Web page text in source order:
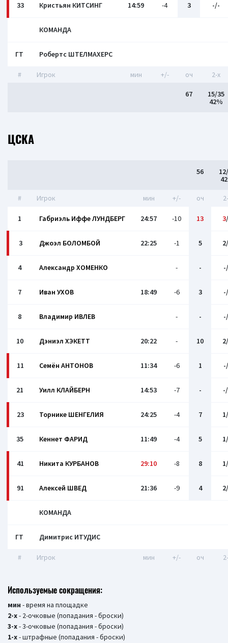
33 Кристьян КИТСИНГ 14:59 -4 3 -/-
КОМАНДА
ГТ Робертс ШТЕЛМАХЕРС
# Игрок мин +/- оч 2-x
67
15/35
42%
ЦСКА
56
# Игрок мин +/- оч
1 Габриэль Иффе ЛУНДБЕРГ 24:57 -10 13 3/
3 Джоэл БОЛОМБОЙ 22:25 -1 5
4 Александр ХОМЕНКО - -
7 Иван УХОВ 18:49 -6 3
8 Владимир ИВЛЕВ - -
10 Дэниэл ХЭКЕТТ 20:22 - 10
11 Семён АНТОНОВ 11:34 -6 1
21 Уилл КЛАЙБЕРН 14:53 -7 -
23 Торнике ШЕНГЕЛИЯ 24:25 -4 7
35 Кеннет ФАРИД 11:49 -4 5
41 Никита КУРБАНОВ 29:10 -8 8
91 Алексей ШВЕД 21:36 -9 4 2/
КОМАНДА
ГТ Димитрис ИТУДИС
# Игрок мин +/- оч
Используемые сокращения:
мин - время на площадке
2-х- 2-очковые (попадания - броски)
3-х- 3-очковые (попадания - броски)
1-х- штрафные (попадания - броски)